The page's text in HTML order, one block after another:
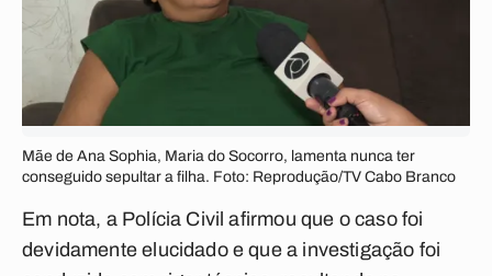
Mãe de Ana Sophia, Maria do Socorro, lamenta nunca ter
conseguido sepultar a filha. Foto: Reprodução/TV Cabo Branco
Em nota, a Polícia Civil afirmou que o caso foi
devidamente elucidado e que a investigação foi